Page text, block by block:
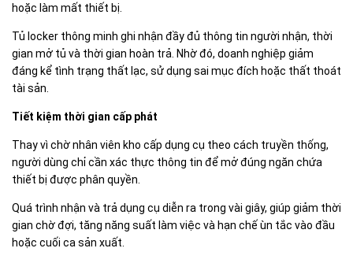
hoặc làm mất thiết bị.
Tủ locker thông minh ghi nhận đầy đủ thông tin người nhận, thời
gian mở tủ và thời gian hoàn trả. Nhờ đó, doanh nghiệp giảm
đáng kể tình trạng thất lạc, sử dụng sai mục đích hoặc thất thoát
tài sản.
Tiết kiệm thời gian cấp phát
Thay vì chờ nhân viên kho cấp dụng cụ theo cách truyền thống,
người dùng chỉ cần xác thực thông tin để mở đúng ngăn chứa
thiết bị được phân quyền.
Quá trình nhận và trả dụng cụ diễn ra trong vài giây, giúp giảm thời
gian chờ đợi, tăng năng suất làm việc và hạn chế ùn tắc vào đầu
hoặc cuối ca sản xuất.